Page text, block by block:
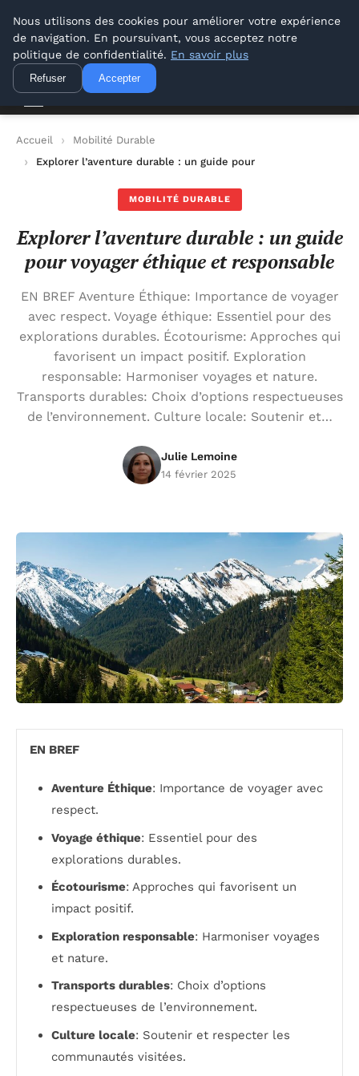
Offways.fr
Offways.fr
Accueil
Mobilité Durable
Explorer l’aventure durable : un guide pour voyager éthique et
MOBILITÉ DURABLE
Explorer l’aventure durable : un guide
pour voyager éthique et responsable
EN BREF Aventure Éthique: Importance de voyager
avec respect. Voyage éthique: Essentiel pour des
explorations durables. Écotourisme: Approches qui
favorisent un impact positif. Exploration
responsable: Harmoniser voyages et nature.
Transports durables: Choix d’options respectueuses
de l’environnement. Culture locale: Soutenir et…
Julie Lemoine
14 février 2025
EN BREF
Aventure Éthique: Importance de voyager avec
respect.
Voyage éthique: Essentiel pour des
explorations durables.
Écotourisme: Approches qui favorisent un
impact positif.
Exploration responsable: Harmoniser voyages
et nature.
Transports durables: Choix d’options
respectueuses de l’environnement.
Culture locale: Soutenir et respecter les
communautés visitées.
Nous utilisons des cookies pour améliorer votre expérience
de navigation. En poursuivant, vous acceptez notre
politique de confidentialité. En savoir plus
Refuser Accepter